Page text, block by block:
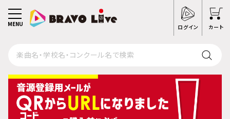
ログイン カート
MENU